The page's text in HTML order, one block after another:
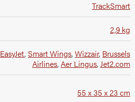
TrackSmart
2,9 kg
EasyJet, Smart Wings,Wizzair, Brussels
Airlines,Aer Lingus,Jet2.com
55 x 35 x 23 cm